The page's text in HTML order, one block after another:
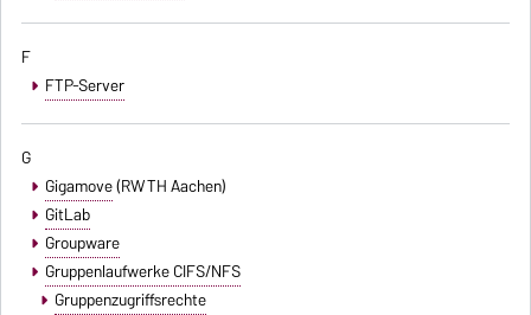
F
FTP-Server
G
Gigamove(RWTH Aachen)
GitLab
Groupware
Gruppenlaufwerke CIFS/NFS
Gruppenzugriffsrechte